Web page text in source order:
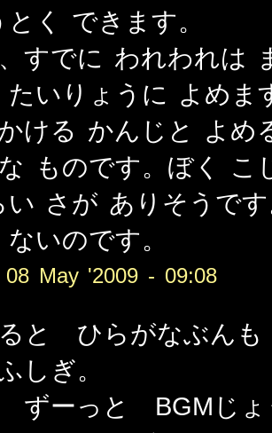
く できます。
すでに われわれは
いりょうに よめま
ける かんじと よめ
ものです。ぼく こ
い さが ありそうで
いのです。
08 May '2009 - 09:08
ると ひらがなぶん
しぎ。
ずーっと BGMじ